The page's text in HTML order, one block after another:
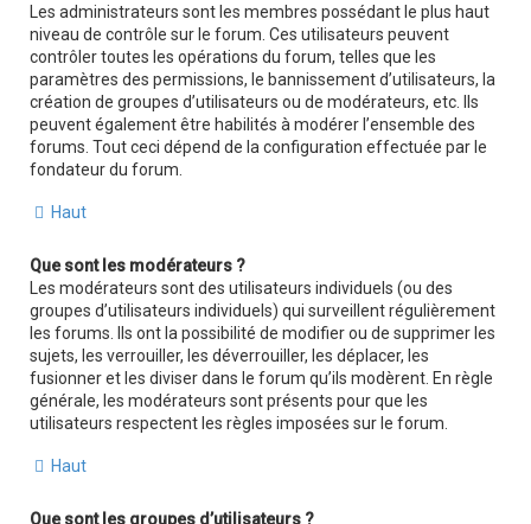
Les administrateurs sont les membres possédant le plus haut
niveau de contrôle sur le forum. Ces utilisateurs peuvent
contrôler toutes les opérations du forum, telles que les
paramètres des permissions, le bannissement d’utilisateurs, la
création de groupes d’utilisateurs ou de modérateurs, etc. Ils
peuvent également être habilités à modérer l’ensemble des
forums. Tout ceci dépend de la configuration effectuée par le
fondateur du forum.
Haut
Que sont les modérateurs ?
Les modérateurs sont des utilisateurs individuels (ou des
groupes d’utilisateurs individuels) qui surveillent régulièrement
les forums. Ils ont la possibilité de modifier ou de supprimer les
sujets, les verrouiller, les déverrouiller, les déplacer, les
fusionner et les diviser dans le forum qu’ils modèrent. En règle
générale, les modérateurs sont présents pour que les
utilisateurs respectent les règles imposées sur le forum.
Haut
Que sont les groupes d’utilisateurs ?